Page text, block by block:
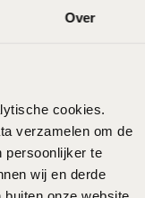
Over
cookies.
verzamelen om de
persoonlijker te
wij en derde